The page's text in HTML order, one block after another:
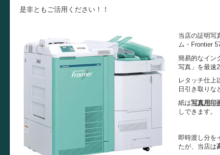
是非ともご活用ください！！
当店の証明写
ム・Frontier
簡易的なイン
写真」を最速
レタッチ仕上
日引き取りな
紙は写真用印
しできます。
即時渡し分を
たが、当店は